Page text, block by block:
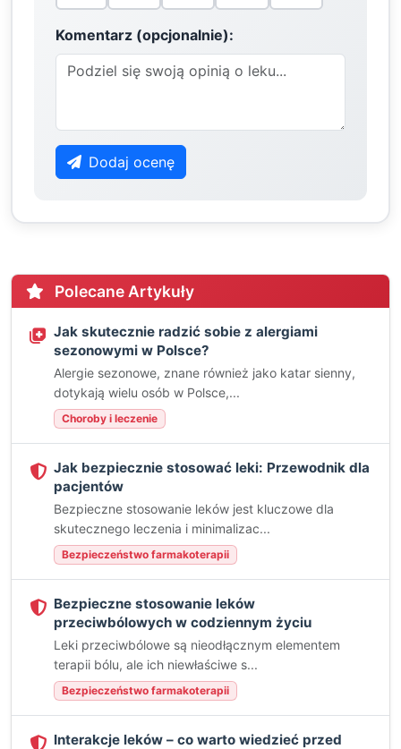
Komentarz (opcjonalnie):
Dodaj ocenę
Polecane Artykuły
Jak skutecznie radzić sobie z alergiami
sezonowymi w Polsce?
Alergie sezonowe, znane również jako katar sienny,
dotykają wielu osób w Polsce,...
Choroby i leczenie
Jak bezpiecznie stosować leki: Przewodnik dla
pacjentów
Bezpieczne stosowanie leków jest kluczowe dla
skutecznego leczenia i minimalizac...
Bezpieczeństwo farmakoterapii
Bezpieczne stosowanie leków
przeciwbólowych w codziennym życiu
Leki przeciwbólowe są nieodłącznym elementem
terapii bólu, ale ich niewłaściwe s...
Bezpieczeństwo farmakoterapii
Interakcje leków – co warto wiedzieć przed